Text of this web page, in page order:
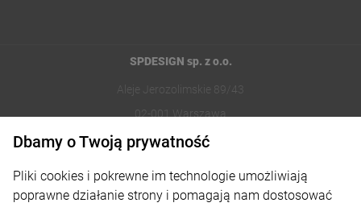
SPDESIGN sp. z o.o.
Aleje Jerozolimskie 89/43
02-001 Warszawa
sklep@reklamydrukarnia.pl
Dbamy o Twoją prywatność
Pliki cookies i pokrewne im technologie umożliwiają
poprawne działanie strony i pomagają nam dostosować